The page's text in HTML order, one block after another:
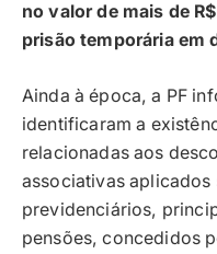
no valor de mais de
prisão temporária em
Ainda à época, a PF
identificaram a
relacionadas aos
associativas
previdenciários,
pensões, concedidos